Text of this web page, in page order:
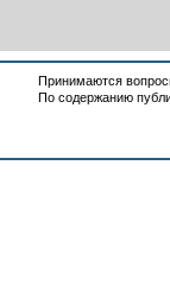
Принимаются
По содержанию